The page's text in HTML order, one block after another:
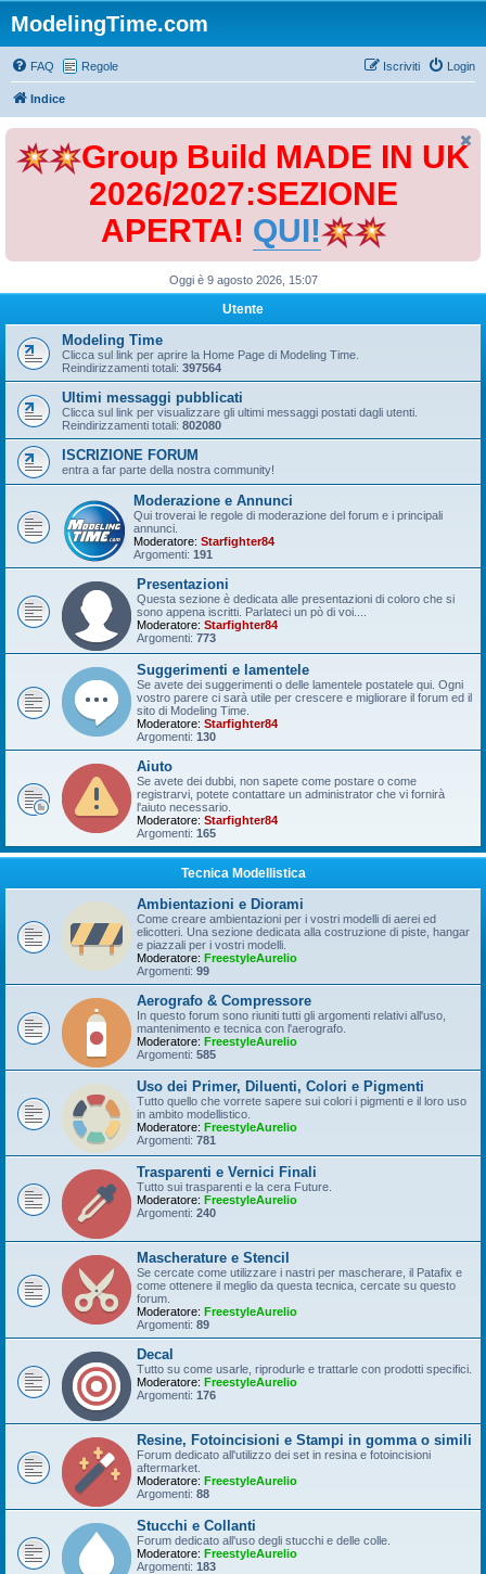
ModelingTime.com
FAQ Regole Login
Iscriviti
Indice
Group Build MADE IN UK
2026/2027:SEZIONE
APERTA! QUI!
Oggi è 9 agosto 2026, 15:07
Utente
Modeling Time
Clicca sul link per aprire la Home Page di Modeling Time.
Reindirizzamenti totali: 397564
Ultimi messaggi pubblicati
Clicca sul link per visualizzare gli ultimi messaggi postati dagli utenti.
Reindirizzamenti totali: 802080
ISCRIZIONE FORUM
entra a far parte della nostra community!
Moderazione e Annunci
Qui troverai le regole di moderazione del forum e i principali
annunci.
Moderatore: Starfighter84
Argomenti: 191
Presentazioni
Questa sezione è dedicata alle presentazioni di coloro che si
sono appena iscritti. Parlateci un pò di voi....
Moderatore: Starfighter84
Argomenti: 773
Suggerimenti e lamentele
Se avete dei suggerimenti o delle lamentele postatele qui. Ogni
vostro parere ci sarà utile per crescere e migliorare il forum ed il
sito di Modeling Time.
Moderatore: Starfighter84
Argomenti: 130
Aiuto
Se avete dei dubbi, non sapete come postare o come
registrarvi, potete contattare un administrator che vi fornirà
l'aiuto necessario.
Moderatore: Starfighter84
Argomenti: 165
Tecnica Modellistica
Ambientazioni e Diorami
Come creare ambientazioni per i vostri modelli di aerei ed
elicotteri. Una sezione dedicata alla costruzione di piste, hangar
e piazzali per i vostri modelli.
Moderatore: FreestyleAurelio
Argomenti: 99
Aerografo & Compressore
In questo forum sono riuniti tutti gli argomenti relativi all'uso,
mantenimento e tecnica con l'aerografo.
Moderatore: FreestyleAurelio
Argomenti: 585
Uso dei Primer, Diluenti, Colori e Pigmenti
Tutto quello che vorrete sapere sui colori i pigmenti e il loro uso
in ambito modellistico.
Moderatore: FreestyleAurelio
Argomenti: 781
Trasparenti e Vernici Finali
Tutto sui trasparenti e la cera Future.
Moderatore: FreestyleAurelio
Argomenti: 240
Mascherature e Stencil
Se cercate come utilizzare i nastri per mascherare, il Patafix e
come ottenere il meglio da questa tecnica, cercate su questo
forum.
Moderatore: FreestyleAurelio
Argomenti: 89
Decal
Tutto su come usarle, riprodurle e trattarle con prodotti specifici.
Moderatore: FreestyleAurelio
Argomenti: 176
Resine, Fotoincisioni e Stampi in gomma o simili
Forum dedicato all'utilizzo dei set in resina e fotoincisioni
aftermarket.
Moderatore: FreestyleAurelio
Argomenti: 88
Stucchi e Collanti
Forum dedicato all'uso degli stucchi e delle colle.
Moderatore: FreestyleAurelio
Argomenti: 183